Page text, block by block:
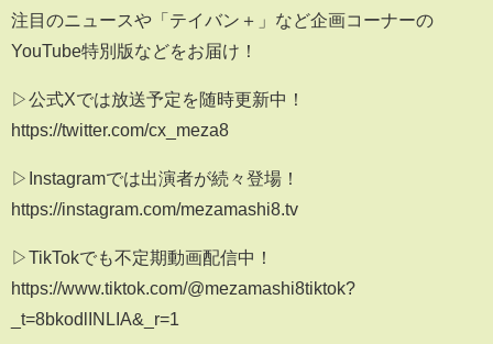
注目のニュースや「テイバン＋」など企画コーナーの
YouTube特別版などをお届け！
▷公式Xでは放送予定を随時更新中！
https://twitter.com/cx_meza8
▷Instagramでは出演者が続々登場！
https://instagram.com/mezamashi8.tv
▷TikTokでも不定期動画配信中！
https://www.tiktok.com/@mezamashi8tiktok?
_t=8bkodlINLIA&_r=1